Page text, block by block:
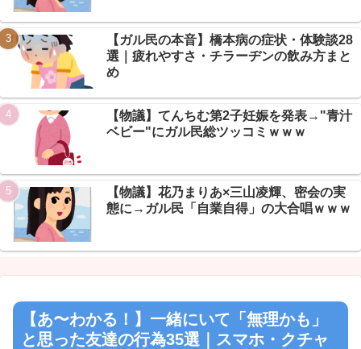
【衝撃】年金8ヶ月未納で手足失った男性、障害年金97万円が一
生ゼロに→スレ民「免除すれば」ｗｗｗ NEW!
Powered by livedoor 相互RSS
【ガル民の本音】橋本病の症状・体験談28
選｜疲れやすさ・チラーヂンの飲み方まと
め
【物議】てんちむ第2子妊娠を発表→"青汁
ベビー"にガル民総ツッコミｗｗｗ
【物議】花乃まりあ×三山凌輝、密会の実
態に→ガル民「自業自得」の大合唱ｗｗｗ
【あ〜わかる！】一緒にいて「無理かも」
と思った友達の行為35選｜スマホ・クチャ